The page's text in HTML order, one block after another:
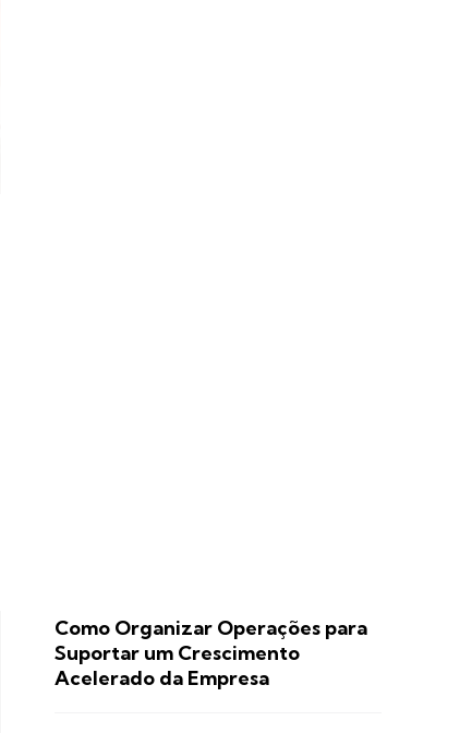
Como Organizar Operações para
Suportar um Crescimento
Acelerado da Empresa